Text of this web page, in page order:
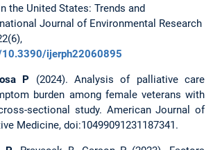
the United States: Trends and
Journal of Environmental Research
ijerph22060895
P (2024). Analysis of palliative care
burden among female veterans with
sectional study. American Journal of
Medicine, doi:10499091231187341.